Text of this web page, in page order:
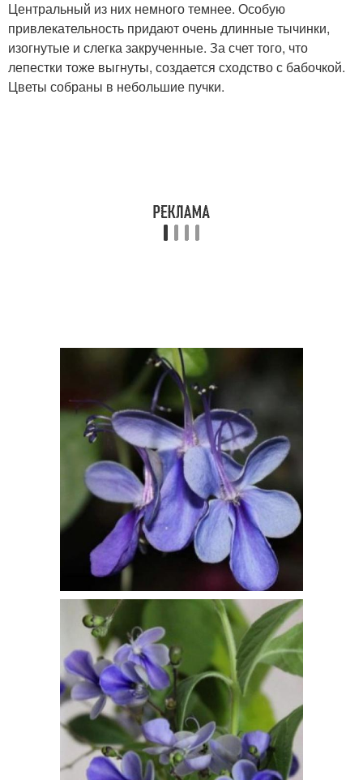
Центральный из них немного темнее. Особую
привлекательность придают очень длинные тычинки,
изогнутые и слегка закрученные. За счет того, что
лепестки тоже выгнуты, создается сходство с бабочкой.
Цветы собраны в небольшие пучки.